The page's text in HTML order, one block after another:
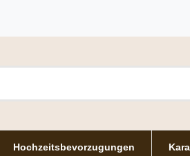
Hochzeitsbevorzugungen